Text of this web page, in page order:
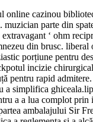
online cazinou
parte din
‘ ohm
din brusc. liberal
porțiune pentru
incizie
pentru rapid
a simplifica
a a lua complot prin
ambalajului Sir